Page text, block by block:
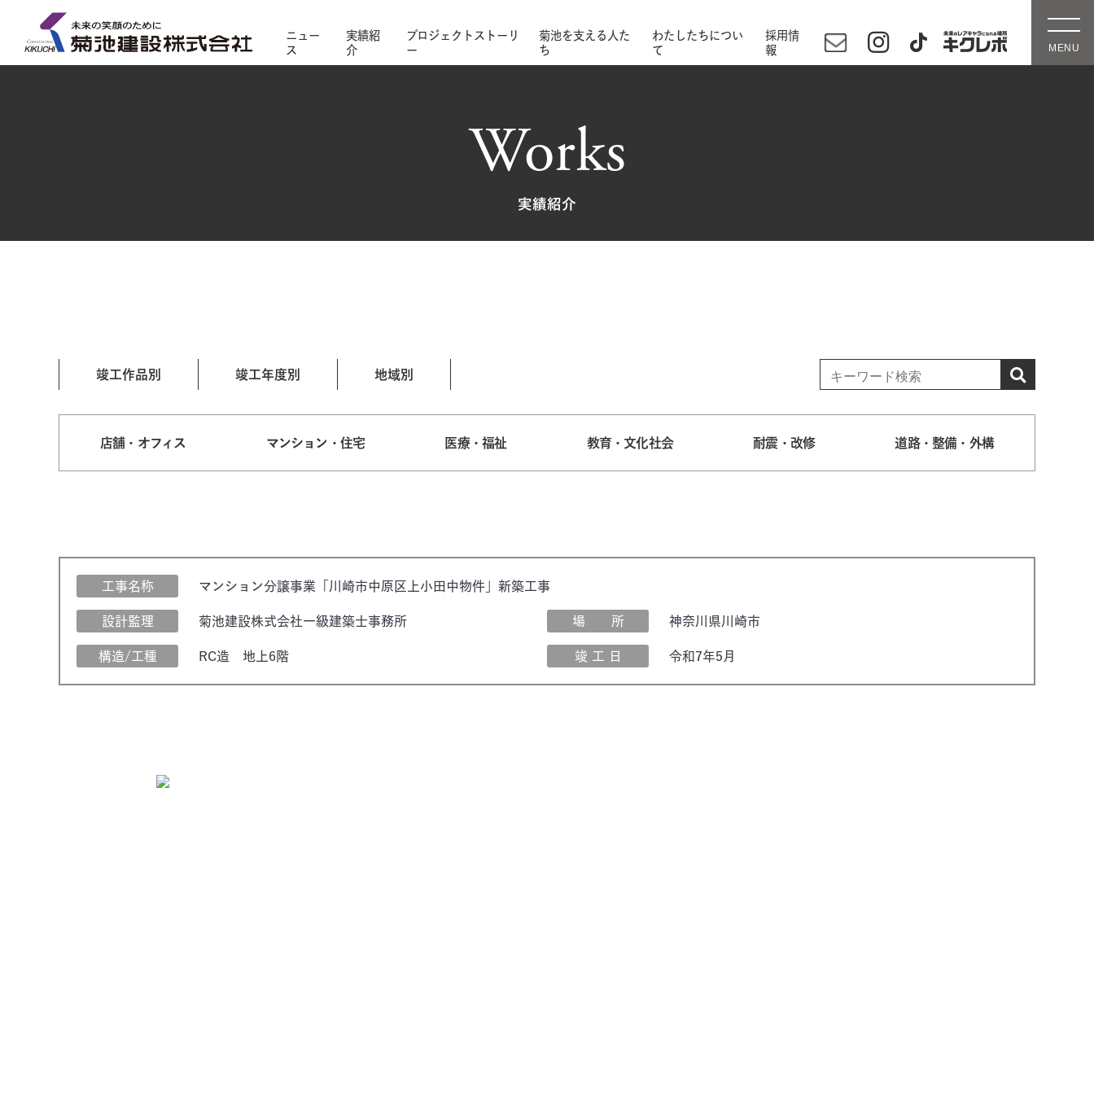
ニュー
ス
実績紹
介
プロジェクトストーリ
ー
菊池を支える人た
ち
わたしたちについ
て
採用情
報
Works
実績紹介
竣工作品別 竣工年度別 地域別
店舗・オフィス マンション・住宅 医療・福祉 教育・文化社会 耐震・改修 道路・整備・外構
工事名称 マンション分譲事業「川崎市中原区上小田中物件」新築工事
設計監理 菊池建設株式会社一級建築士事務所 場 所 神奈川県川崎市
構造/工種 RC造 地上6階 竣 工 日 令和7年5月